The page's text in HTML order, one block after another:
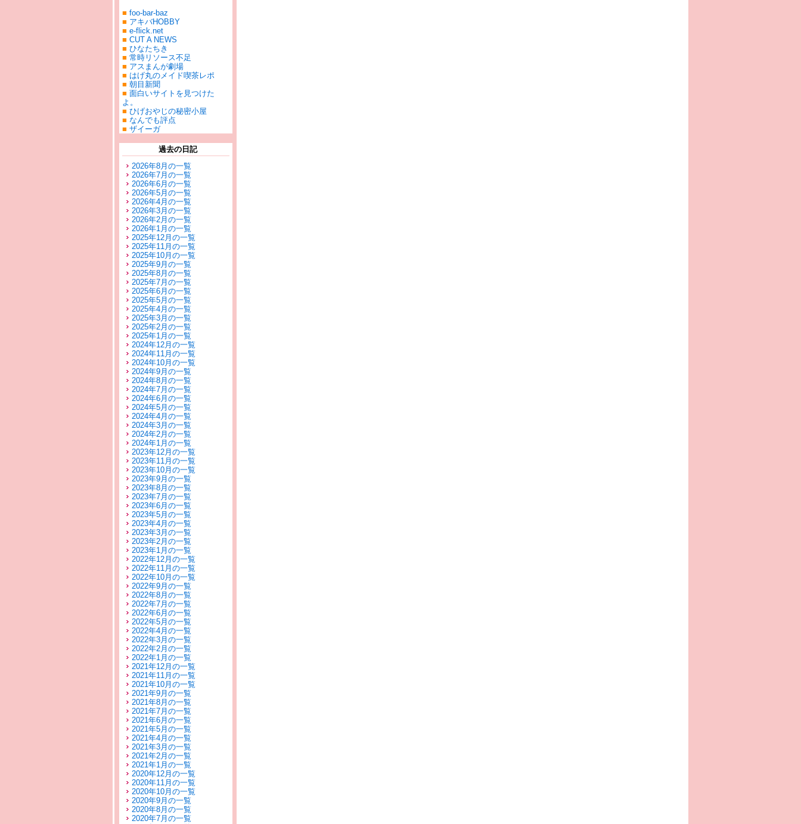
■ foo-bar-baz
■ アキバHOBBY
■ e-flick.net
■ CUT A NEWS
■ ひなたちき
■ 常時リソース不足
■ アスまんが劇場
■ はげ丸のメイド喫茶レポ
■ 朝目新聞
■ 面白いサイトを見つけた
よ。
■ ひげおやじの秘密小屋
■ なんでも評点
■ ザイーガ
過去の日記
2026年8月の一覧
2026年7月の一覧
2026年6月の一覧
2026年5月の一覧
2026年4月の一覧
2026年3月の一覧
2026年2月の一覧
2026年1月の一覧
2025年12月の一覧
2025年11月の一覧
2025年10月の一覧
2025年9月の一覧
2025年8月の一覧
2025年7月の一覧
2025年6月の一覧
2025年5月の一覧
2025年4月の一覧
2025年3月の一覧
2025年2月の一覧
2025年1月の一覧
2024年12月の一覧
2024年11月の一覧
2024年10月の一覧
2024年9月の一覧
2024年8月の一覧
2024年7月の一覧
2024年6月の一覧
2024年5月の一覧
2024年4月の一覧
2024年3月の一覧
2024年2月の一覧
2024年1月の一覧
2023年12月の一覧
2023年11月の一覧
2023年10月の一覧
2023年9月の一覧
2023年8月の一覧
2023年7月の一覧
2023年6月の一覧
2023年5月の一覧
2023年4月の一覧
2023年3月の一覧
2023年2月の一覧
2023年1月の一覧
2022年12月の一覧
2022年11月の一覧
2022年10月の一覧
2022年9月の一覧
2022年8月の一覧
2022年7月の一覧
2022年6月の一覧
2022年5月の一覧
2022年4月の一覧
2022年3月の一覧
2022年2月の一覧
2022年1月の一覧
2021年12月の一覧
2021年11月の一覧
2021年10月の一覧
2021年9月の一覧
2021年8月の一覧
2021年7月の一覧
2021年6月の一覧
2021年5月の一覧
2021年4月の一覧
2021年3月の一覧
2021年2月の一覧
2021年1月の一覧
2020年12月の一覧
2020年11月の一覧
2020年10月の一覧
2020年9月の一覧
2020年8月の一覧
2020年7月の一覧